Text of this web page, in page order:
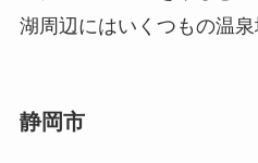
湖周辺にはいくつもの温泉
静岡市